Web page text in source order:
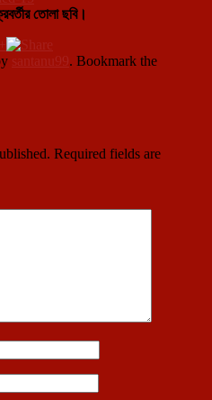
তোলা ছবি।
santanu99. Bookmark the
Required fields are